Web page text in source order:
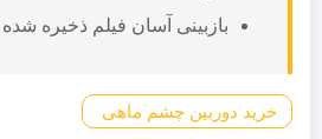
بازبینی آسان فیلم ذخیره
خرید دوربین چشم ماهی